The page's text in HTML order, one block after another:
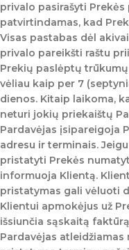
privalo pasirašyti
patvirtindamas, kad
Visas pastabas dėl
privalo pareikšti raštu
Prekių paslėptų
vėliau kaip per 7
dienos. Kitaip laikoma,
neturi jokių priekaištų
Pardavėjas įsipareigoja
adresu ir terminais.
pristatyti Prekės
informuoja Klientą.
pristatymas gali vėluoti
Klientui apmokėjus už
išsiunčia sąskaitą
Pardavėjas